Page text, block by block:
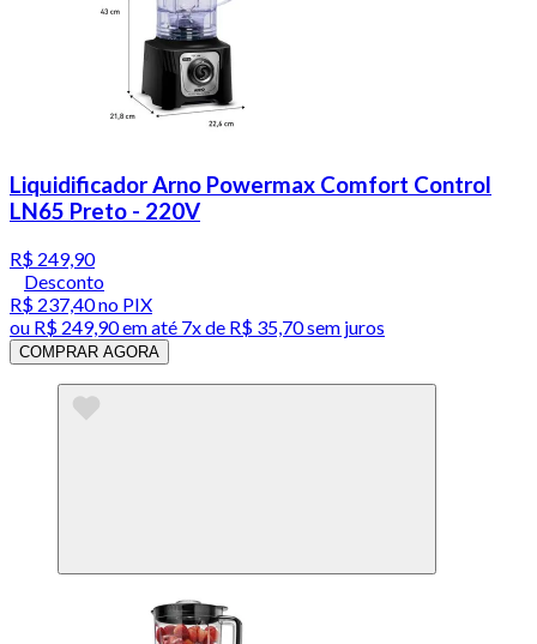
Liquidificador Arno Powermax Comfort Control
LN65 Preto - 220V
R$ 249,90
Desconto
R$ 237,40no PIX
ou R$ 249,90em até 7x de R$ 35,70 sem juros
COMPRAR AGORA